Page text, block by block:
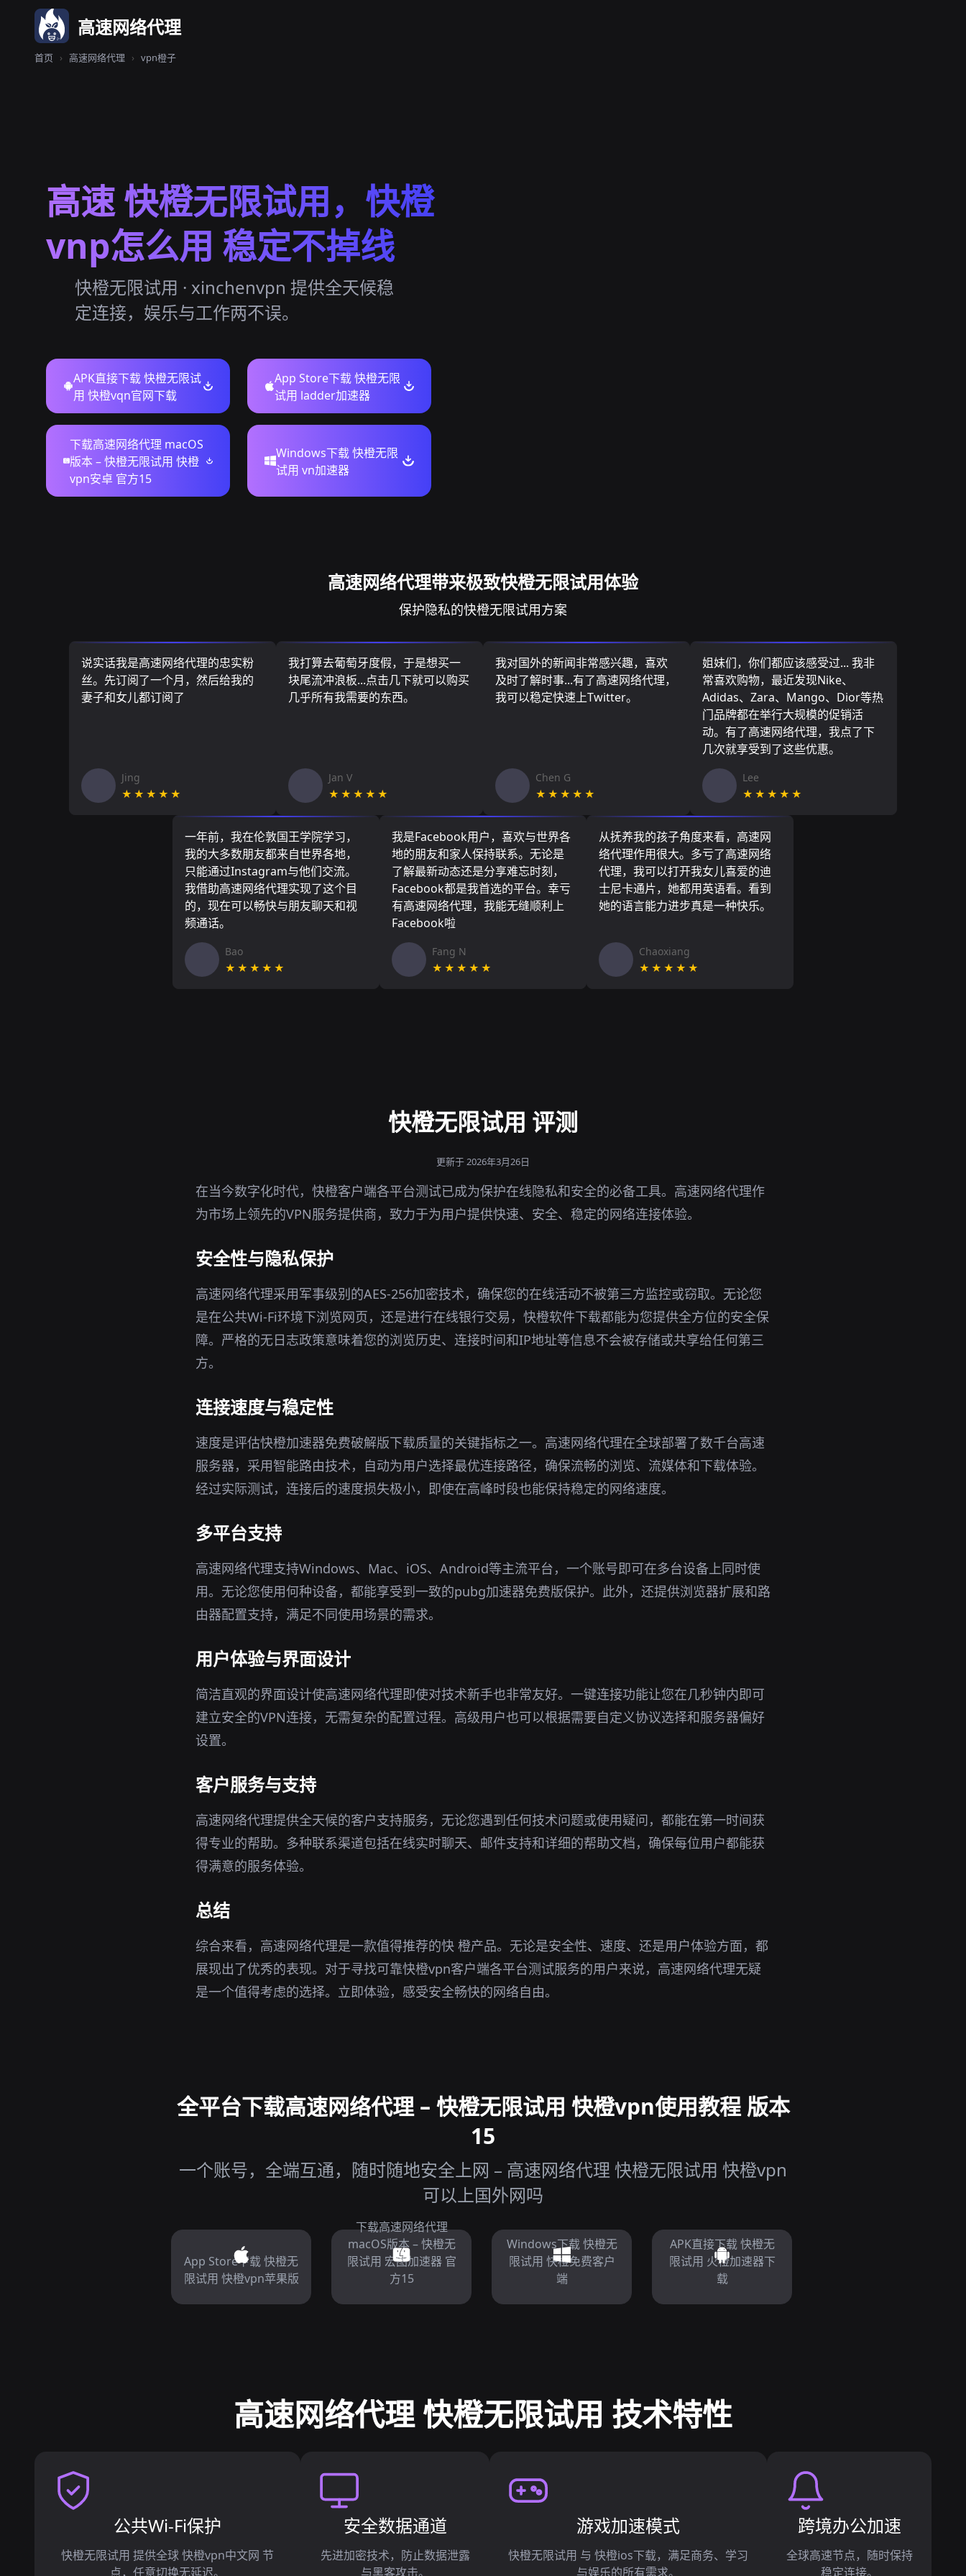
高速网络代理
首页 › 高速网络代理 › vpn橙子
高速 快橙无限试用，快橙
vnp怎么用 稳定不掉线
快橙无限试用 · xinchenvpn 提供全天候稳
定连接，娱乐与工作两不误。
APK直接下载 快橙无限试
用 快橙vqn官网下载
App Store下载 快橙无限
试用 ladder加速器
下载高速网络代理 macOS
版本 – 快橙无限试用 快橙
vpn安卓 官方15
Windows下载 快橙无限
试用 vn加速器
高速网络代理带来极致快橙无限试用体验
保护隐私的快橙无限试用方案
说实话我是高速网络代理的忠实粉
丝。先订阅了一个月，然后给我的
妻子和女儿都订阅了
Jing
★★★★★
我打算去葡萄牙度假，于是想买一
块尾流冲浪板...点击几下就可以购买
几乎所有我需要的东西。
Jan V
★★★★★
我对国外的新闻非常感兴趣，喜欢
及时了解时事...有了高速网络代理，
我可以稳定快速上Twitter。
Chen G
★★★★★
姐妹们，你们都应该感受过... 我非
常喜欢购物，最近发现Nike、
Adidas、Zara、Mango、Dior等热
门品牌都在举行大规模的促销活
动。有了高速网络代理，我点了下
几次就享受到了这些优惠。
Lee
★★★★★
一年前，我在伦敦国王学院学习，
我的大多数朋友都来自世界各地，
只能通过Instagram与他们交流。
我借助高速网络代理实现了这个目
的，现在可以畅快与朋友聊天和视
频通话。
Bao
★★★★★
我是Facebook用户，喜欢与世界各
地的朋友和家人保持联系。无论是
了解最新动态还是分享难忘时刻，
Facebook都是我首选的平台。幸亏
有高速网络代理，我能无缝顺利上
Facebook啦
Fang N
★★★★★
从抚养我的孩子角度来看，高速网
络代理作用很大。多亏了高速网络
代理，我可以打开我女儿喜爱的迪
士尼卡通片，她都用英语看。看到
她的语言能力进步真是一种快乐。
Chaoxiang
★★★★★
快橙无限试用 评测
更新于 2026年3月26日
在当今数字化时代，快橙客户端各平台测试已成为保护在线隐私和安全的必备工具。高速网络代理作
为市场上领先的VPN服务提供商，致力于为用户提供快速、安全、稳定的网络连接体验。
安全性与隐私保护
高速网络代理采用军事级别的AES-256加密技术，确保您的在线活动不被第三方监控或窃取。无论您
是在公共Wi-Fi环境下浏览网页，还是进行在线银行交易，快橙软件下载都能为您提供全方位的安全保
障。严格的无日志政策意味着您的浏览历史、连接时间和IP地址等信息不会被存储或共享给任何第三
方。
连接速度与稳定性
速度是评估快橙加速器免费破解版下载质量的关键指标之一。高速网络代理在全球部署了数千台高速
服务器，采用智能路由技术，自动为用户选择最优连接路径，确保流畅的浏览、流媒体和下载体验。
经过实际测试，连接后的速度损失极小，即使在高峰时段也能保持稳定的网络速度。
多平台支持
高速网络代理支持Windows、Mac、iOS、Android等主流平台，一个账号即可在多台设备上同时使
用。无论您使用何种设备，都能享受到一致的pubg加速器免费版保护。此外，还提供浏览器扩展和路
由器配置支持，满足不同使用场景的需求。
用户体验与界面设计
简洁直观的界面设计使高速网络代理即使对技术新手也非常友好。一键连接功能让您在几秒钟内即可
建立安全的VPN连接，无需复杂的配置过程。高级用户也可以根据需要自定义协议选择和服务器偏好
设置。
客户服务与支持
高速网络代理提供全天候的客户支持服务，无论您遇到任何技术问题或使用疑问，都能在第一时间获
得专业的帮助。多种联系渠道包括在线实时聊天、邮件支持和详细的帮助文档，确保每位用户都能获
得满意的服务体验。
总结
综合来看，高速网络代理是一款值得推荐的快 橙产品。无论是安全性、速度、还是用户体验方面，都
展现出了优秀的表现。对于寻找可靠快橙vpn客户端各平台测试服务的用户来说，高速网络代理无疑
是一个值得考虑的选择。立即体验，感受安全畅快的网络自由。
全平台下载高速网络代理 – 快橙无限试用 快橙vpn使用教程 版本
15
一个账号，全端互通，随时随地安全上网 – 高速网络代理 快橙无限试用 快橙vpn
可以上国外网吗
App Store下载 快橙无
限试用 快橙vpn苹果版
下载高速网络代理
macOS版本 – 快橙无
限试用 宏图加速器 官
方15
Windows下载 快橙无
限试用 快橙免费客户
端
APK直接下载 快橙无
限试用 火橙加速器下
载
高速网络代理 快橙无限试用 技术特性
公共Wi-Fi保护
快橙无限试用 提供全球 快橙vpn中文网 节
点，任意切换无延迟。
安全数据通道
先进加密技术，防止数据泄露
与黑客攻击。
游戏加速模式
快橙无限试用 与 快橙ios下载，满足商务、学习
与娱乐的所有需求。
跨境办公加速
全球高速节点，随时保持
稳定连接。